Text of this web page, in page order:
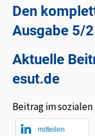
Den
Ausgabe 5/
Aktuelle
esut.de
Beitrag im
mitteilen